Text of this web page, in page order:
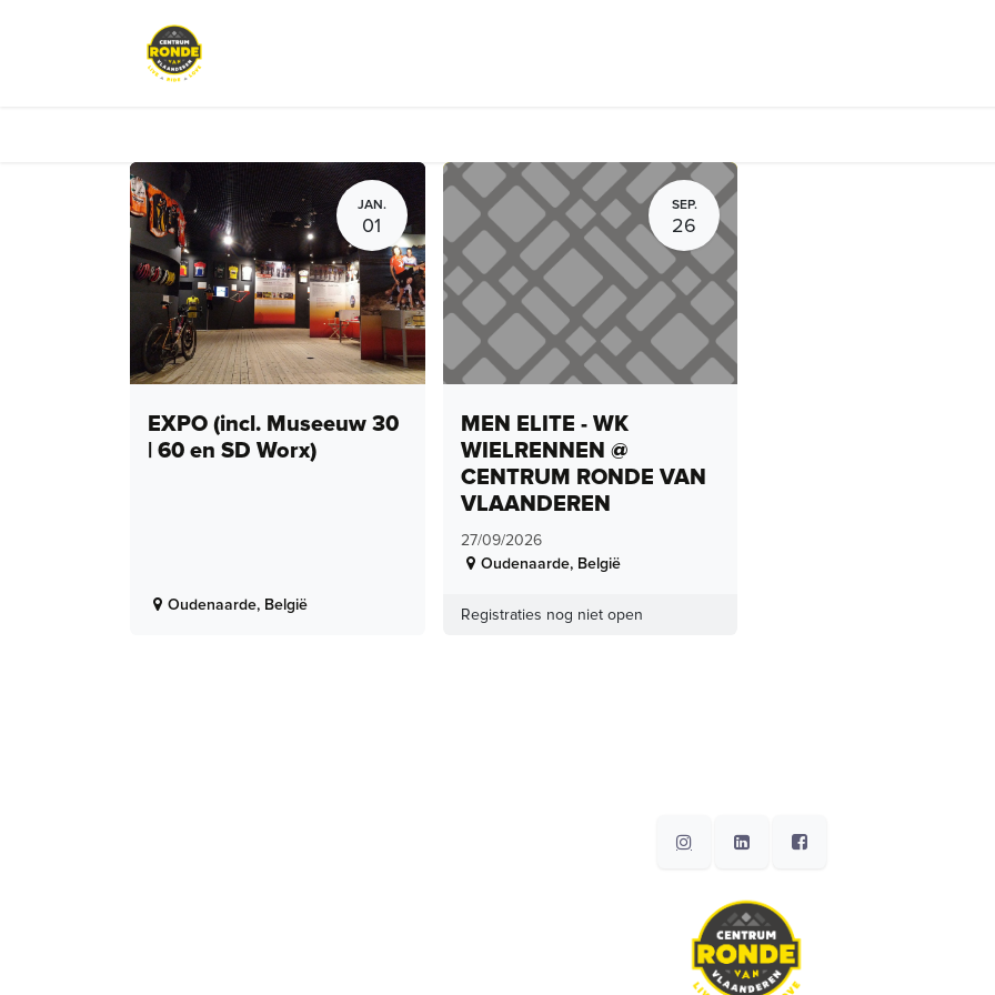
JAN.
01
EXPO (incl. Museeuw 30
| 60 en SD Worx)
Oudenaarde, België
SEP.
26
MEN ELITE - WK
WIELRENNEN @
CENTRUM RONDE VAN
VLAANDEREN
27/09/2026
Oudenaarde, België
Registraties nog niet open